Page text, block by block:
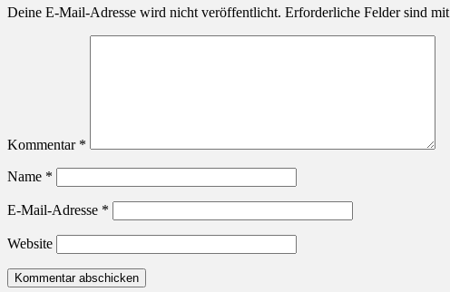
Deine E-Mail-Adresse wird nicht veröffentlicht. Erforderliche Felder sind mit
Kommentar *
Name *
E-Mail-Adresse *
Website